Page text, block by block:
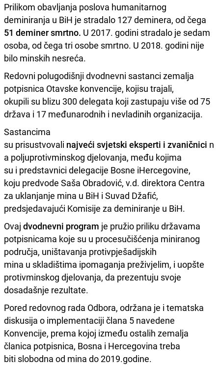
Prilikom obavljanja poslova humanitarnog
deminiranja u BiH je stradalo 127 deminera, od čega
51 deminer smrtno. U 2017. godini stradalo je sedam
osoba, od čega tri osobe smrtno. U 2018. godini nije
bilo minskih nesreća.
Redovni polugodišnji dvodnevni sastanci zemalja
potpisnica Otavske konvencije, kojisu trajali,
okupili su blizu 300 delegata koji zastupaju više od 75
država i 17 međunarodnih i nevladinih organizacija.
Sastancima
su prisustvovali najveći svjetski eksperti i zvaničnici n
a poljuprotivminskog djelovanja, među kojima
su i predstavnici delegacije Bosne iHercegovine,
koju predvode Saša Obradović, v.d. direktora Centra
za uklanjanje mina u BiH i Suvad Džafić,
predsjedavajući Komisije za deminiranje u BiH.
Ovaj dvodnevni program je pružio priliku državama
potpisnicama koje su u procesučišćenja miniranog
područja, uništavanja protivpješadijskih
mina u skladištima ipomaganja preživjelim, i uopšte
protivminskog djelovanja, da prezentuju svoje
dosadašnje rezultate.
Pored redovnog rada Odbora, održana je i tematska
diskusija o implementaciji člana 5 navedene
Konvencije, prema kojoj između ostalih zemalja
članica potpisnica, Bosna i Hercegovina treba
biti slobodna od mina do 2019.godine.